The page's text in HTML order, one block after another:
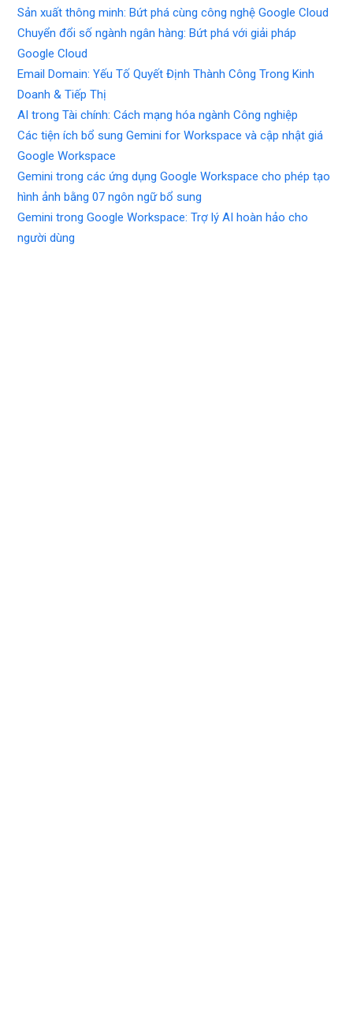
Sản xuất thông minh: Bứt phá cùng công nghệ Google Cloud
Chuyển đổi số ngành ngân hàng: Bứt phá với giải pháp
Google Cloud
Email Domain: Yếu Tố Quyết Định Thành Công Trong Kinh
Doanh & Tiếp Thị
AI trong Tài chính: Cách mạng hóa ngành Công nghiệp
Các tiện ích bổ sung Gemini for Workspace và cập nhật giá
Google Workspace
Gemini trong các ứng dụng Google Workspace cho phép tạo
hình ảnh bằng 07 ngôn ngữ bổ sung
Gemini trong Google Workspace: Trợ lý AI hoàn hảo cho
người dùng